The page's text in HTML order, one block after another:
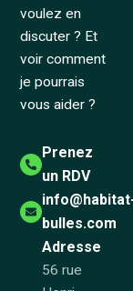
voulez en
discuter ? Et
voir comment
je pourrais
vous aider ?
Prenez
un RDV
bulles.com
Adresse
56 rue